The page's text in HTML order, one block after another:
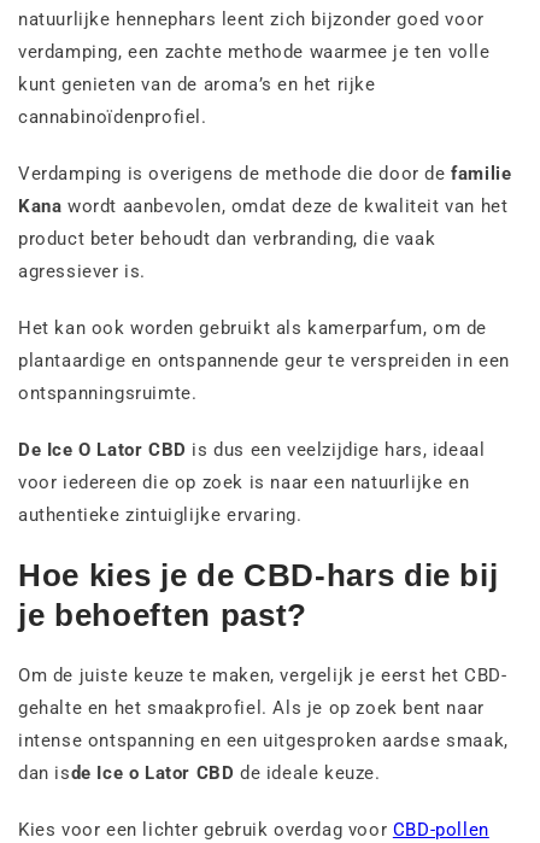
natuurlijke hennephars leent zich bijzonder goed voor
verdamping, een zachte methode waarmee je ten volle
kunt genieten van de aroma’s en het rijke
cannabinoïdenprofiel.
Verdamping is overigens de methode die door defamilie
Kana wordt aanbevolen, omdat deze de kwaliteit van het
product beter behoudt dan verbranding, die vaak
agressiever is.
Het kan ook worden gebruikt als kamerparfum, om de
plantaardige en ontspannende geur te verspreiden in een
ontspanningsruimte.
De Ice O Lator CBD is dus een veelzijdige hars, ideaal
voor iedereen die op zoek is naar een natuurlijke en
authentieke zintuiglijke ervaring.
Hoe kies je de CBD-hars die bij
je behoeften past?
Om de juiste keuze te maken, vergelijk je eerst het CBD-
gehalte en het smaakprofiel. Als je op zoek bent naar
intense ontspanning en een uitgesproken aardse smaak,
dan isde Ice o Lator CBD de ideale keuze.
Kies voor een lichter gebruik overdag voor CBD-pollen